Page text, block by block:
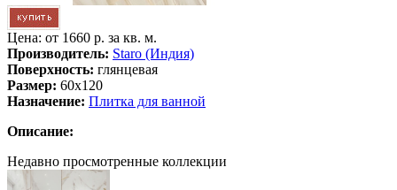
Цена: от 1660 р. за кв. м.
Производитель: Staro (Индия)
Поверхность: глянцевая
Размер: 60x120
Назначение: Плитка для ванной
Описание:
Недавно просмотренные коллекции